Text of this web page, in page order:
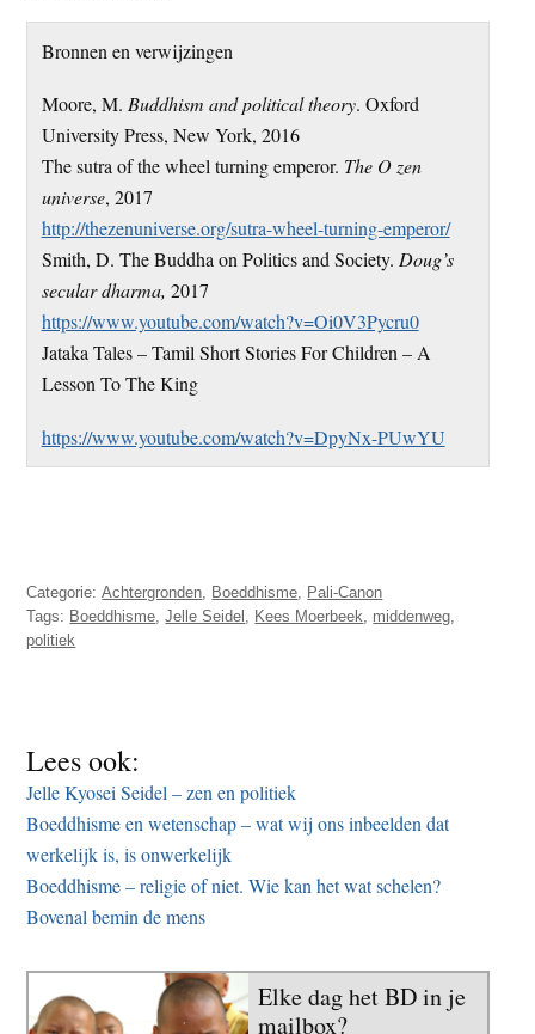
Bronnen en verwijzingen
Moore, M. Buddhism and political theory. Oxford
University Press, New York, 2016
The sutra of the wheel turning emperor. The O zen
universe, 2017
http://thezenuniverse.org/sutra-wheel-turning-emperor/
Smith, D. The Buddha on Politics and Society. Doug’s
secular dharma, 2017
https://www.youtube.com/watch?v=Oi0V3Pycru0
Jataka Tales – Tamil Short Stories For Children – A
Lesson To The King
https://www.youtube.com/watch?v=DpyNx-PUwYU
Categorie:Achtergronden, Boeddhisme, Pali-Canon
Tags: Boeddhisme,Jelle Seidel , Kees Moerbeek, middenweg,
politiek
Lees ook:
Jelle Kyosei Seidel – zen en politiek
Boeddhisme en wetenschap – wat wij ons inbeelden dat
werkelijk is, is onwerkelijk
Boeddhisme – religie of niet. Wie kan het wat schelen?
Bovenal bemin de mens
Elke dag het BD in je
mailbox?